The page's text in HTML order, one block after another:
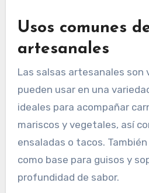
Usos comunes
artesanales
Las salsas artesanales son
pueden usar en una
ideales para acompañar
mariscos y vegetales, así
ensaladas o tacos.
como base para guisos y
profundidad de sabor.